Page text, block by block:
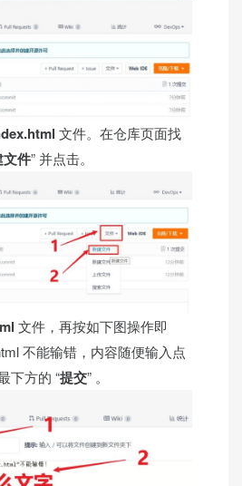
文件。在仓库页面找
件” 并点击。
文件，再按如下图操作即
不能输错，内容随便输入点
下方的 “提交” 。